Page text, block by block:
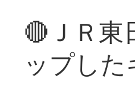
🔴ＪＲ東
ップし